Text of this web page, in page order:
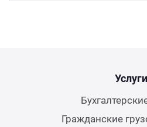
Услуги
Гражданские